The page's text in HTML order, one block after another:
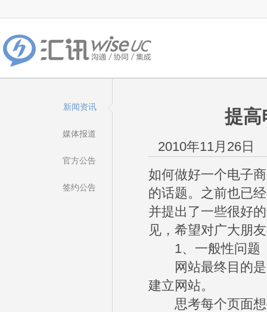
新闻资讯
媒体报道
官方公告
签约公告
提高
2010年11月26日
如何做好一个电子
的话题。之前也已
并提出了一些很好
见，希望对广大朋
1、一般性问题
网站最终目的是
建立网站。
思考每个页面想